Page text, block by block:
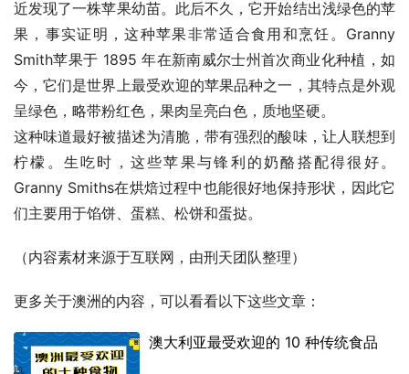
近发现了一株苹果幼苗。此后不久，它开始结出浅绿色的苹
果，事实证明，这种苹果非常适合食用和烹饪。Granny
Smith苹果于 1895 年在新南威尔士州首次商业化种植，如
今，它们是世界上最受欢迎的苹果品种之一，其特点是外观
呈绿色，略带粉红色，果肉呈亮白色，质地坚硬。
这种味道最好被描述为清脆，带有强烈的酸味，让人联想到
柠檬。生吃时，这些苹果与锋利的奶酪搭配得很好。
Granny Smiths在烘焙过程中也能很好地保持形状，因此它
们主要用于馅饼、蛋糕、松饼和蛋挞。
（内容素材来源于互联网，由刑天团队整理）
更多关于澳洲的内容，可以看看以下这些文章：